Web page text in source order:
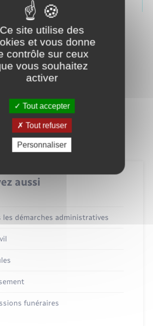
bulletin de vote 250.09 Ko
aussi
les démarches administratives
funéraires
Ce site utilise des
et vous donne
contrôle sur ceux
vous souhaitez
activer
Tout accepter
Tout refuser
Personnaliser